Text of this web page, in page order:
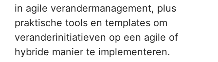
in agile verandermanagement, plus
praktische tools en templates om
veranderinitiatieven op een agile of
hybride manier te implementeren.